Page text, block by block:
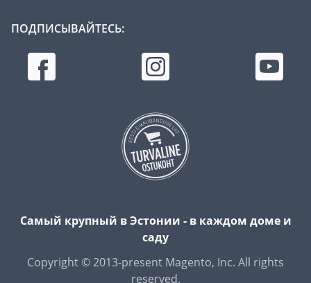
ПОДПИСЫВАЙТЕСЬ:
Самый крупный в Эстонии - в каждом доме и
саду
Copyright © 2013-present Magento, Inc. All rights
reserved.